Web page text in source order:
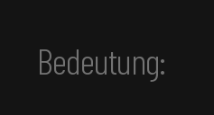
Bedeutung: